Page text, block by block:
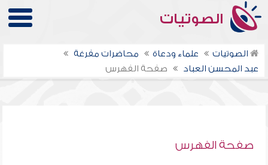
الصوتيات
الصوتيات علماء ودعاة
محاضرات مفرغة
عبد المحسن العباد
صفحة الفهرس
صفحة الفهرس